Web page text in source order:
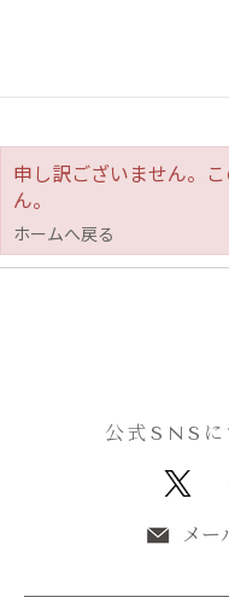
申し訳ございません。
ん。
ホームへ戻る
公式SNSに
メー